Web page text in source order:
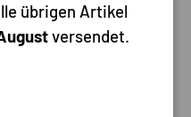
übrigen Artikel
versendet.